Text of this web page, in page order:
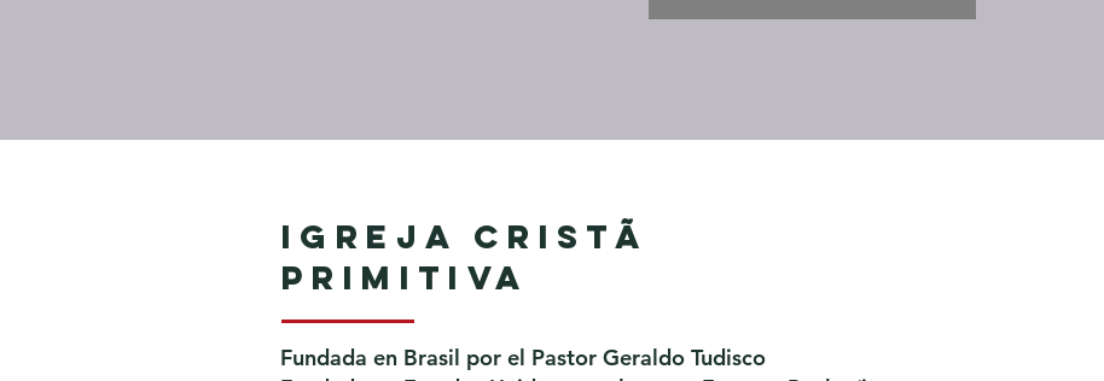
Igreja Cristã
Primitiva
Fundada en Brasil por el Pastor Geraldo Tudisco